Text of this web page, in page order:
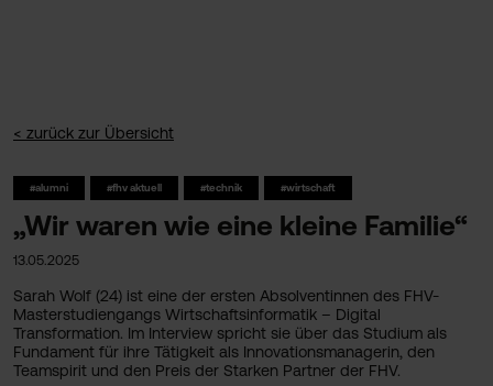
< zurück zur Übersicht
#alumni #fhv aktuell #technik #wirtschaft
„Wir waren wie eine kleine Familie“
13.05.2025
Sarah Wolf (24) ist eine der ersten Absolventinnen des FHV-
Masterstudiengangs Wirtschaftsinformatik – Digital
Transformation. Im Interview spricht sie über das Studium als
Fundament für ihre Tätigkeit als Innovationsmanagerin, den
Teamspirit und den Preis der Starken Partner der FHV.